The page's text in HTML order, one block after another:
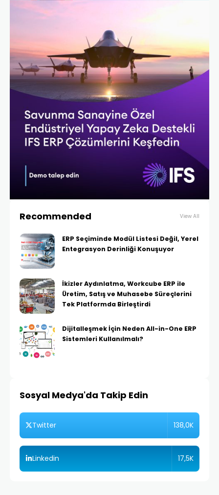
Recommended View All
ERP Seçiminde Modül Listesi Değil, Yerel
Entegrasyon Derinliği Konuşuyor
İkizler Aydınlatma, Workcube ERP ile
Üretim, Satış ve Muhasebe Süreçlerini
Tek Platformda Birleştirdi
Dijitalleşmek İçin Neden All-in-One ERP
Sistemleri Kullanılmalı?
Sosyal Medya'da Takip Edin
Twitter 138,0K
Linkedin 17,5K